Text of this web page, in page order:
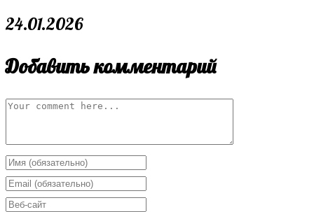
24.01.2026
Добавить комментарий
Comment
Enter
your
name
Enter
your
Enter